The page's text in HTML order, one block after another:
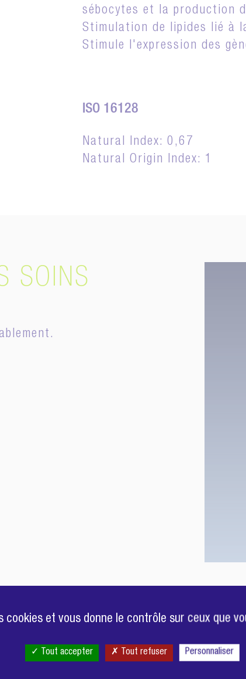
sébocytes et la production
Stimulation de lipides lié à
Stimule l'expression des
ISO 16128
Natural Index: 0,67
Natural Origin Index: 1
SOINS
cookies et vous donne le contrôle sur ceux que
Tout accepter Tout refuser Personnaliser